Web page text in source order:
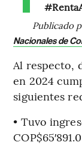
Publicado
Nacionales de
Al respecto,
en 2024
siguientes
• Tuvo